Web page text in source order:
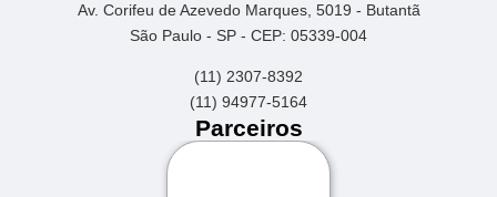
Av. Corifeu de Azevedo Marques, 5019 - Butantã
São Paulo - SP - CEP: 05339-004
(11) 2307-8392
(11) 94977-5164
Parceiros